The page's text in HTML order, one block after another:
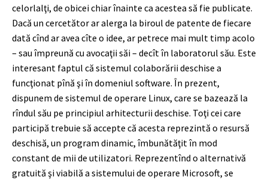
celorlalţi, de obicei chiar înainte ca acestea să fie publicate.
Dacă un cercetător ar alerga la biroul de patente de fiecare
dată cînd ar avea cîte o idee, ar petrece mai mult timp acolo
– sau împreună cu avocaţii săi – decît în laboratorul său. Este
interesant faptul că sistemul colaborării deschise a
funcţionat pînă şi în domeniul software. În prezent,
dispunem de sistemul de operare Linux, care se bazează la
rîndul său pe principiul arhitecturii deschise. Toţi cei care
participă trebuie să accepte că acesta reprezintă o resursă
deschisă, un program dinamic, îmbunătăţit în mod
constant de mii de utilizatori. Reprezentînd o alternativă
gratuită şi viabilă a sistemului de operare Microsoft, se